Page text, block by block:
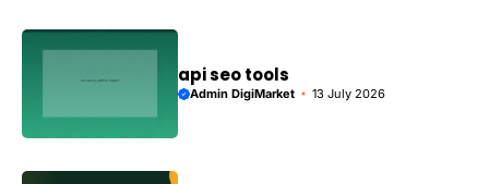
api seo tools
Admin DigiMarket 13 July 2026